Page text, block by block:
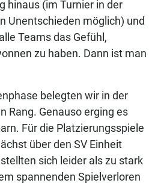
hinaus (im Turnier in der
Unentschieden möglich) und
Teams das Gefühl,
zu haben. Dann ist man
belegten wir in der
Rang. Genauso erging es
Für die Platzierungsspiele
über den SV Einheit
sich leider als zu stark
spannenden Spielverloren